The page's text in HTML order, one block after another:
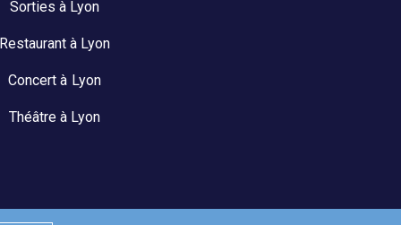
Sorties à Lyon
Restaurant à Lyon
Concert à Lyon
Théâtre à Lyon